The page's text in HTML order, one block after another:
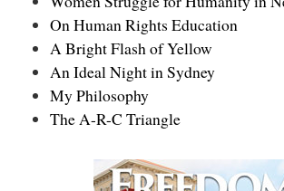
On Human Rights Education
A Bright Flash of Yellow
An Ideal Night in Sydney
My Philosophy
The A-R-C Triangle